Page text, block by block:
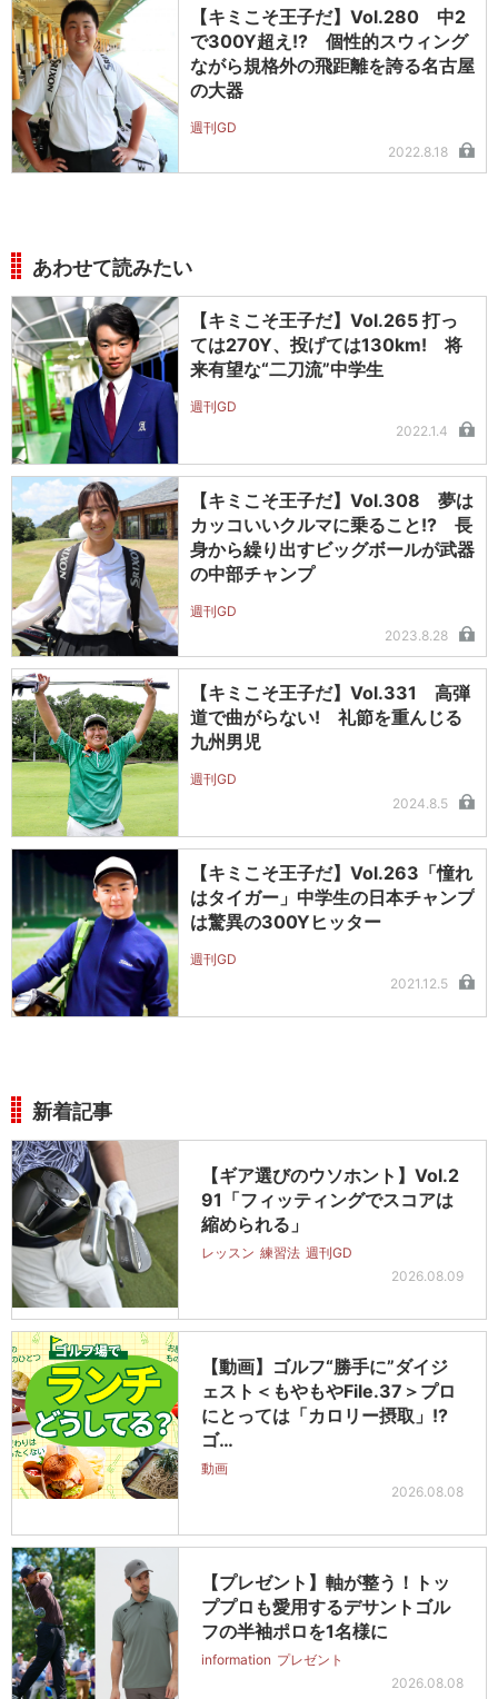
【キミこそ王子だ】Vol.280 中2
で300Y超え!? 個性的スウィング
ながら規格外の飛距離を誇る名古屋
の大器
週刊GD
2022.8.18
あわせて読みたい
【キミこそ王子だ】Vol.265 打っ
ては270Y、投げては130km! 将
来有望な“二刀流”中学生
週刊GD
2022.1.4
【キミこそ王子だ】Vol.308 夢は
カッコいいクルマに乗ること!? 長
身から繰り出すビッグボールが武器
の中部チャンプ
週刊GD
2023.8.28
【キミこそ王子だ】Vol.331 高弾
道で曲がらない! 礼節を重んじる
九州男児
週刊GD
2024.8.5
【キミこそ王子だ】Vol.263「憧れ
はタイガー」中学生の日本チャンプ
は驚異の300Yヒッター
週刊GD
2021.12.5
新着記事
【ギア選びのウソホント】Vol.2
91「フィッティングでスコアは
縮められる」
レッスン 練習法 週刊GD
2026.08.09
【動画】ゴルフ“勝手に”ダイジ
ェスト＜もやもやFile.37＞プロ
にとっては「カロリー摂取」!?
ゴ…
動画
2026.08.08
【プレゼント】軸が整う！トッ
ププロも愛用するデサントゴル
フの半袖ポロを1名様に
information プレゼント
2026.08.08